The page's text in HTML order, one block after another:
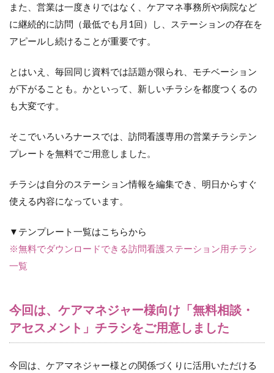
また、営業は一度きりではなく、ケアマネ事務所や病院など
に継続的に訪問（最低でも月1回）し、ステーションの存在を
アピールし続けることが重要です。
とはいえ、毎回同じ資料では話題が限られ、モチベーション
が下がることも。かといって、新しいチラシを都度つくるの
も大変です。
そこでいろいろナースでは、訪問看護専用の営業チラシテン
プレートを無料でご用意しました。
チラシは自分のステーション情報を編集でき、明日からすぐ
使える内容になっています。
▼テンプレート一覧はこちらから
※無料でダウンロードできる訪問看護ステーション用チラシ
一覧
今回は、ケアマネジャー様向け「無料相談・
アセスメント」チラシをご用意しました
今回は、ケアマネジャー様との関係づくりに活用いただける